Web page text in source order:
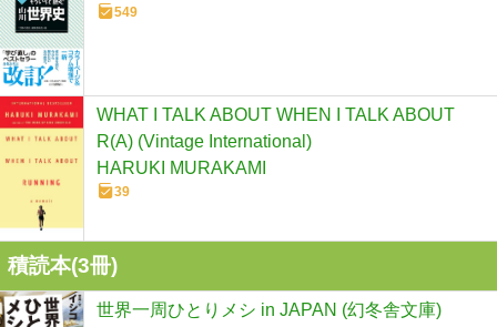
549
WHAT I TALK ABOUT WHEN I TALK ABOUT
R(A) (Vintage International)
HARUKI MURAKAMI
39
積読本(3冊)
世界一周ひとりメシ in JAPAN (幻冬舎文庫)